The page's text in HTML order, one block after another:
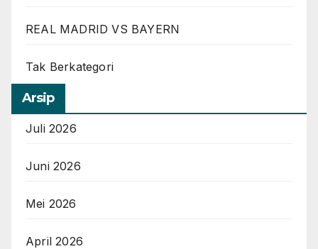
REAL MADRID VS BAYERN
Tak Berkategori
Arsip
Juli 2026
Juni 2026
Mei 2026
April 2026